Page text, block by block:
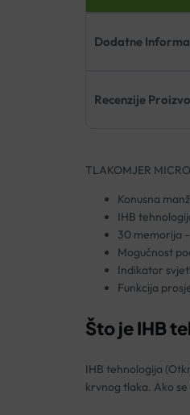
Dodatne
Recenzije
TLAKOMJER
Konusna
IHB
30 memorija
Mogućnost
Indikator
Funkcija
Što je IHB
IHB tehnologija
krvnog tlaka. Ako